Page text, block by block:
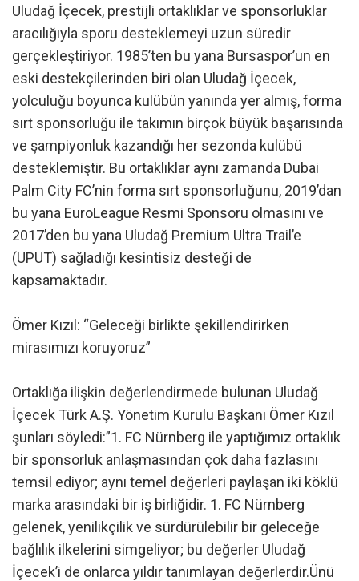
Uludağ İçecek, prestijli ortaklıklar ve sponsorluklar
aracılığıyla sporu desteklemeyi uzun süredir
gerçekleştiriyor. 1985’ten bu yana Bursaspor’un en
eski destekçilerinden biri olan Uludağ İçecek,
yolculuğu boyunca kulübün yanında yer almış, forma
sırt sponsorluğu ile takımın birçok büyük başarısında
ve şampiyonluk kazandığı her sezonda kulübü
desteklemiştir. Bu ortaklıklar aynı zamanda Dubai
Palm City FC’nin forma sırt sponsorluğunu, 2019’dan
bu yana EuroLeague Resmi Sponsoru olmasını ve
2017’den bu yana Uludağ Premium Ultra Trail’e
(UPUT) sağladığı kesintisiz desteği de
kapsamaktadır.
Ömer Kızıl: “Geleceği birlikte şekillendirirken
mirasımızı koruyoruz”
Ortaklığa ilişkin değerlendirmede bulunan Uludağ
İçecek Türk A.Ş. Yönetim Kurulu Başkanı Ömer Kızıl
şunları söyledi:”1. FC Nürnberg ile yaptığımız ortaklık
bir sponsorluk anlaşmasından çok daha fazlasını
temsil ediyor; aynı temel değerleri paylaşan iki köklü
marka arasındaki bir iş birliğidir. 1. FC Nürnberg
gelenek, yenilikçilik ve sürdürülebilir bir geleceğe
bağlılık ilkelerini simgeliyor; bu değerler Uludağ
İçecek’i de onlarca yıldır tanımlayan değerlerdir.Ünü